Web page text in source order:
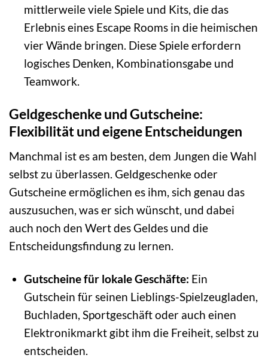
mittlerweile viele Spiele und Kits, die das
Erlebnis eines Escape Rooms in die heimischen
vier Wände bringen. Diese Spiele erfordern
logisches Denken, Kombinationsgabe und
Teamwork.
Geldgeschenke und Gutscheine:
Flexibilität und eigene Entscheidungen
Manchmal ist es am besten, dem Jungen die Wahl
selbst zu überlassen. Geldgeschenke oder
Gutscheine ermöglichen es ihm, sich genau das
auszusuchen, was er sich wünscht, und dabei
auch noch den Wert des Geldes und die
Entscheidungsfindung zu lernen.
Gutscheine für lokale Geschäfte: Ein
Gutschein für seinen Lieblings-Spielzeugladen,
Buchladen, Sportgeschäft oder auch einen
Elektronikmarkt gibt ihm die Freiheit, selbst zu
entscheiden.